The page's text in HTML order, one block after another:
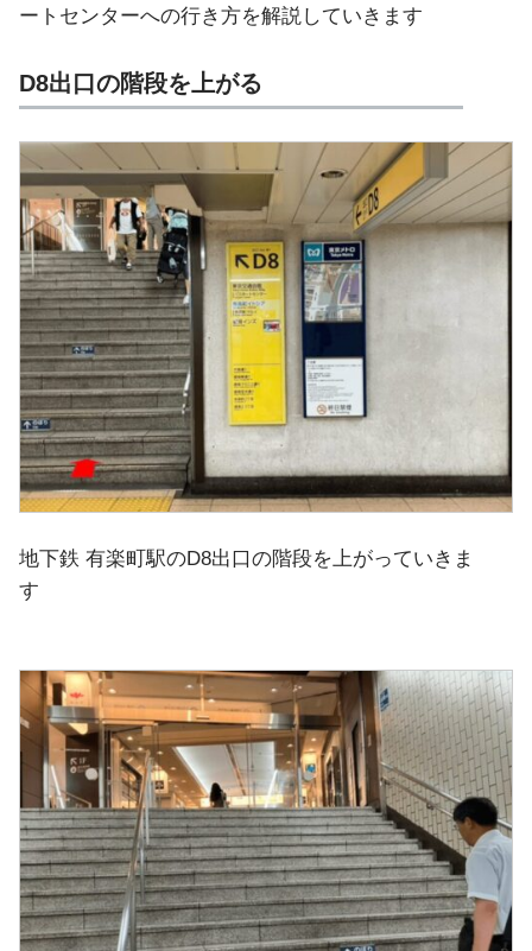
ートセンターへの行き方を解説していきます
D8出口の階段を上がる
地下鉄 有楽町駅のD8出口の階段を上がっていきま
す